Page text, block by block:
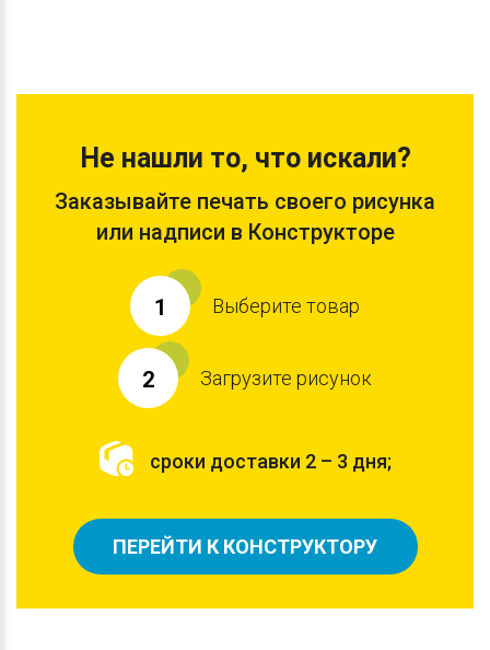
Не нашли то, что искали?
Заказывайте печать своего рисунка
или надписи в Конструкторе
1 Выберите товар
2 Загрузите рисунок
сроки доставки 2 – 3 дня;
ПЕРЕЙТИ К КОНСТРУКТОРУ